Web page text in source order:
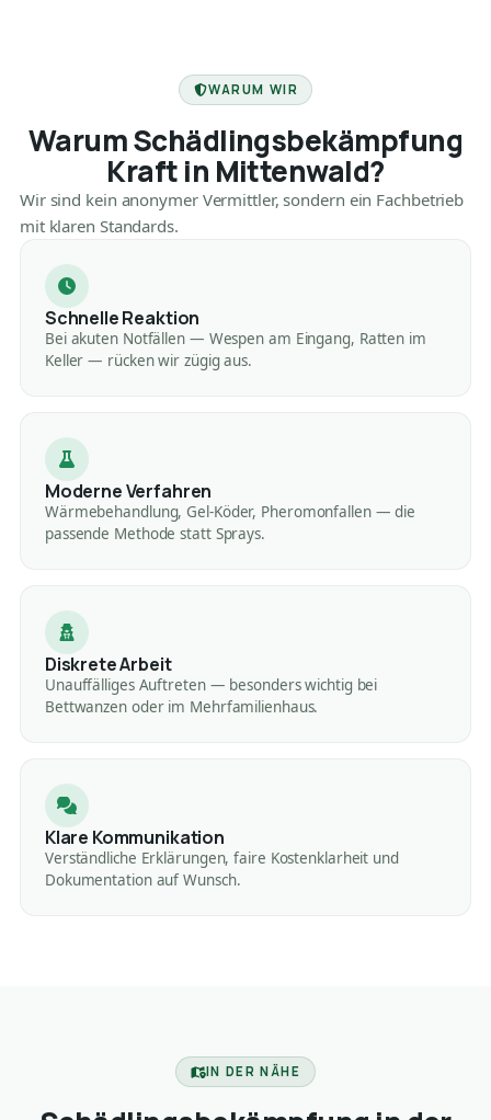
WARUM WIR
Warum Schädlingsbekämpfung
Kraft in Mittenwald?
Wir sind kein anonymer Vermittler, sondern ein Fachbetrieb
mit klaren Standards.
Schnelle Reaktion
Bei akuten Notfällen — Wespen am Eingang, Ratten im
Keller — rücken wir zügig aus.
Moderne Verfahren
Wärmebehandlung, Gel-Köder, Pheromonfallen — die
passende Methode statt Sprays.
Diskrete Arbeit
Unauffälliges Auftreten — besonders wichtig bei
Bettwanzen oder im Mehrfamilienhaus.
Klare Kommunikation
Verständliche Erklärungen, faire Kostenklarheit und
Dokumentation auf Wunsch.
IN DER NÄHE